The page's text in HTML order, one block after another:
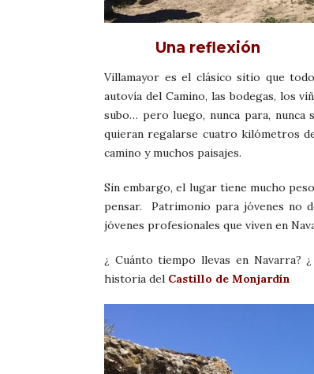
Una reflexión
Villamayor es el clásico sitio que
autovía del Camino, las bodegas, los
subo… pero luego, nunca para,
quieran regalarse cuatro kilómetros
camino y muchos paisajes.
Sin embargo, el lugar tiene mucho
pensar. Patrimonio para jóvenes no
jóvenes profesionales que viven en
¿ Cuánto tiempo llevas en Navarra?
historia del Castillo de Monjardín